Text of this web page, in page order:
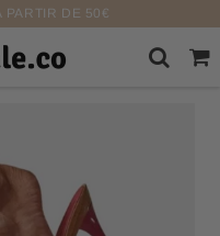
PARTIR DE 50€